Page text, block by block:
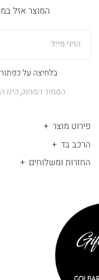
המוצר אזל
הזיני מייל
בלחיצה על
המחיר המחוק הינו
פירוט מוצר
הרכב בד
החזרות ומשלוחים